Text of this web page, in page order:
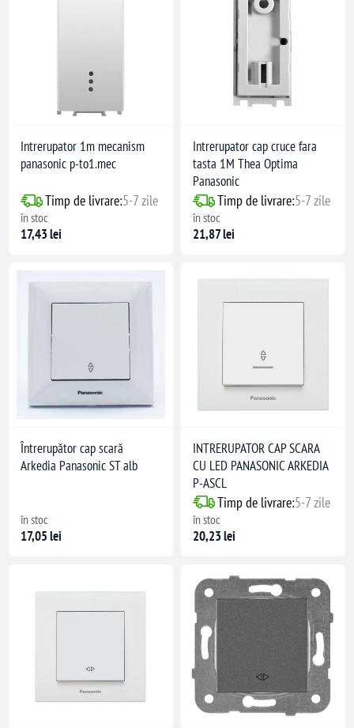
Intrerupator 1m mecanism
panasonic p-to1.mec
Timp de livrare:5-7 zile
în stoc
17,43 lei
Intrerupator cap cruce fara
tasta 1M Thea Optima
Panasonic
Timp de livrare:5-7 zile
în stoc
21,87 lei
Întrerupător cap scară
Arkedia Panasonic ST alb
în stoc
17,05 lei
INTRERUPATOR CAP SCARA
CU LED PANASONIC ARKEDIA
P-ASCL
Timp de livrare:5-7 zile
în stoc
20,23 lei